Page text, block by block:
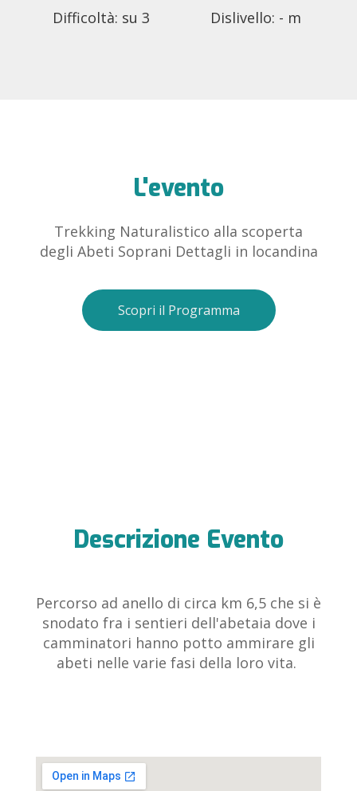
Difficoltà: su 3 Dislivello: - m
L'evento
Trekking Naturalistico alla scoperta
degli Abeti Soprani Dettagli in locandina
Scopri il Programma
Descrizione Evento
Percorso ad anello di circa km 6,5 che si è
snodato fra i sentieri dell'abetaia dove i
camminatori hanno potto ammirare gli
abeti nelle varie fasi della loro vita.